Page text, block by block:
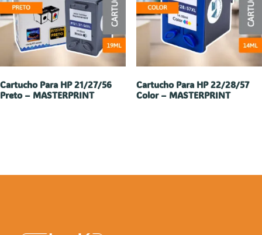
Cartucho Para HP 21/27/56
Preto – MASTERPRINT
Cartucho Para HP 22/28/57
Color – MASTERPRINT